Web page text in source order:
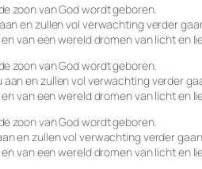
zoon van God wordt geboren.
en zullen vol verwachting verder
van een wereld dromen van licht en
zoon van God wordt geboren.
aan en zullen vol verwachting verder
van een wereld dromen van licht en
zoon van God wordt geboren.
en zullen vol verwachting verder gaan.
van een wereld dromen van licht en